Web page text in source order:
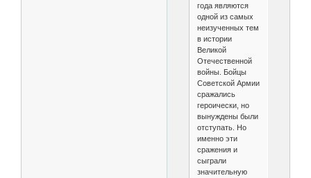
года являются
одной из самых
неизученных тем
в истории
Великой
Отечественной
войны. Бойцы
Советской Армии
сражались
героически, но
вынуждены были
отступать. Но
именно эти
сражения и
сыграли
значительную